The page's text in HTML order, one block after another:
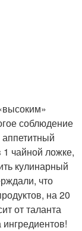
соблюдение
чайной ложке,
кулинарный
что
на 20
от таланта
ингредиентов!